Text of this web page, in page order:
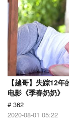
【越哥】失踪12
电影《季春奶奶》
# 362
2020-08-01 05:22